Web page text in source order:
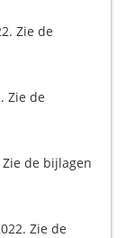
Zie de
Zie de
de bijlagen
Zie de